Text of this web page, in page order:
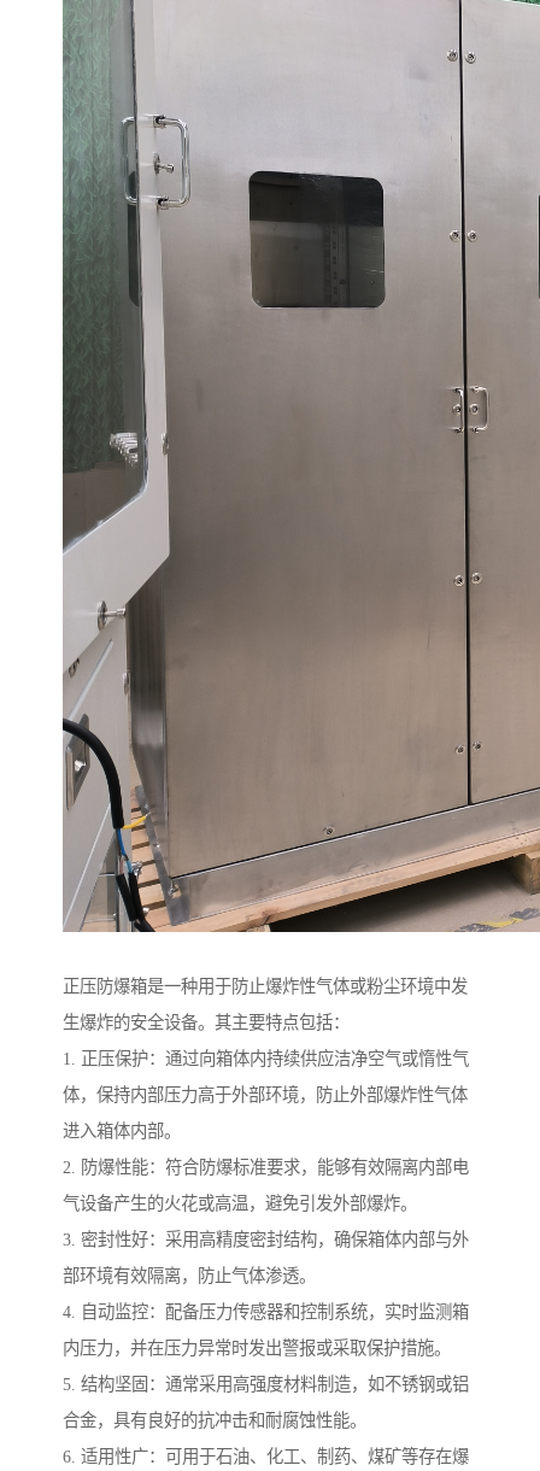
正压防爆箱是一种用于防止爆炸性气体或粉尘环境中发
生爆炸的安全设备。其主要特点包括：
1. 正压保护：通过向箱体内持续供应洁净空气或惰性气
体，保持内部压力高于外部环境，防止外部爆炸性气体
进入箱体内部。
2. 防爆性能：符合防爆标准要求，能够有效隔离内部电
气设备产生的火花或高温，避免引发外部爆炸。
3. 密封性好：采用高精度密封结构，确保箱体内部与外
部环境有效隔离，防止气体渗透。
4. 自动监控：配备压力传感器和控制系统，实时监测箱
内压力，并在压力异常时发出警报或采取保护措施。
5. 结构坚固：通常采用高强度材料制造，如不锈钢或铝
合金，具有良好的抗冲击和耐腐蚀性能。
6. 适用性广：可用于石油、化工、制药、煤矿等存在爆